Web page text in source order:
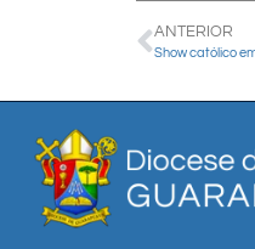
ANTERIOR
Show católico